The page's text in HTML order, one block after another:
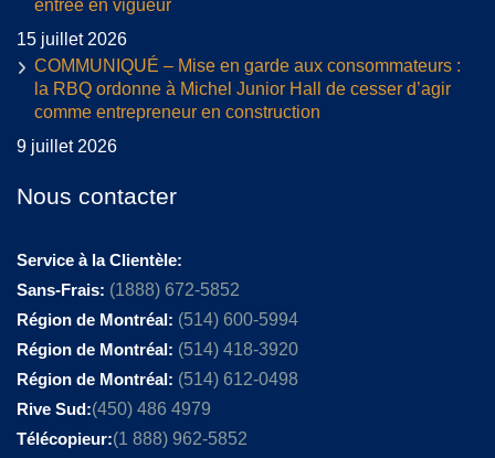
entrée en vigueur
15 juillet 2026
COMMUNIQUÉ – Mise en garde aux consommateurs :
la RBQ ordonne à Michel Junior Hall de cesser d’agir
comme entrepreneur en construction
9 juillet 2026
Nous contacter
Service à la Clientèle:
Sans-Frais: (1888) 672-5852
Région de Montréal: (514) 600-5994
Région de Montréal: (514) 418-3920
Région de Montréal: (514) 612-0498
Rive Sud:(450) 486 4979
Télécopieur:(1 888) 962-5852